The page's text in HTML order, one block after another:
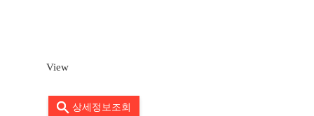
View
상세정보조회